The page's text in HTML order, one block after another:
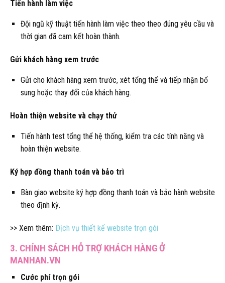
Tiến hành làm việc
Đội ngũ kỹ thuật tiến hành làm việc theo theo đúng yêu cầu và
thời gian đã cam kết hoàn thành.
Gửi khách hàng xem trước
Gửi cho khách hàng xem trước, xét tổng thể và tiếp nhận bổ
sung hoặc thay đổi của khách hàng.
Hoàn thiện website và chạy thử
Tiến hành test tổng thể hệ thống, kiểm tra các tính năng và
hoàn thiện website.
Ký hợp đồng thanh toán và bảo trì
Bàn giao website ký hợp đồng thanh toán và bảo hành website
theo định kỳ.
>> Xem thêm: Dịch vụ thiết kế website trọn gói
3. CHÍNH SÁCH HỖ TRỢ KHÁCH HÀNG Ở
MANHAN.VN
Cước phí trọn gói